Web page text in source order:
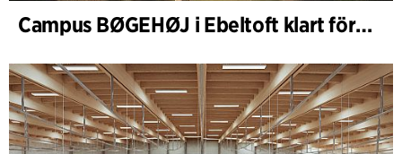
Campus BØGEHØJ i Ebeltoft klart för invigning: Unik träbyggnad färdigställd